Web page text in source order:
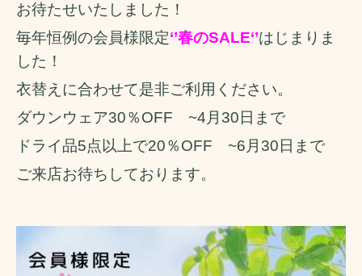
お待たせいたしました！
毎年恒例の会員様限定‘’春のSALE‘’はじまりま
した！
衣替えに合わせて是非ご利用ください。
ダウンウェア30％OFF ~4月30日まで
ドライ品5点以上で20％OFF ~6月30日まで
ご来店お待ちしております。